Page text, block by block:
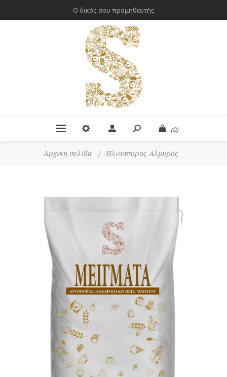
Ο δικός σου προμηθευτής
(0)
Αρχική σελίδα / Ηλιόσπορος Αλμυρός